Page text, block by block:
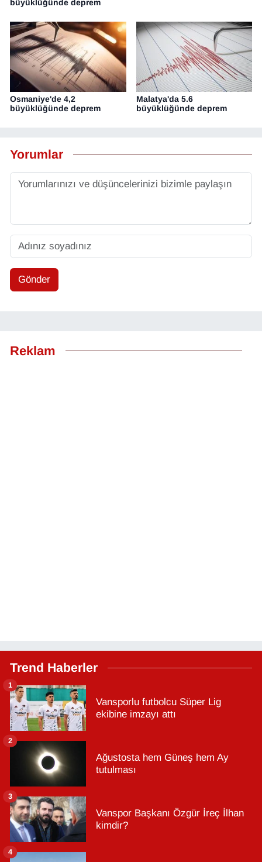
büyüklüğünde deprem
Osmaniye'de 4,2
büyüklüğünde deprem
Malatya'da 5.6
büyüklüğünde deprem
Yorumlar
Gönder
Reklam
Trend Haberler
Vansporlu futbolcu Süper Lig
ekibine imzayı attı
1
Ağustosta hem Güneş hem Ay
tutulması
2
Vanspor Başkanı Özgür İreç İlhan
kimdir?
3
4